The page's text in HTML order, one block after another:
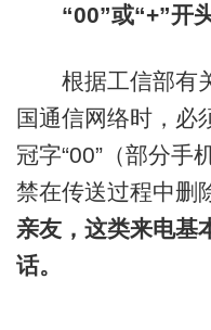
“00”或“+”开
根据工信部有关
国通信网络时，必
冠字“00”（部分手
禁在传送过程中删
亲友，这类来电基
话。